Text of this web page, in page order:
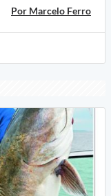
Por Marcelo Ferro